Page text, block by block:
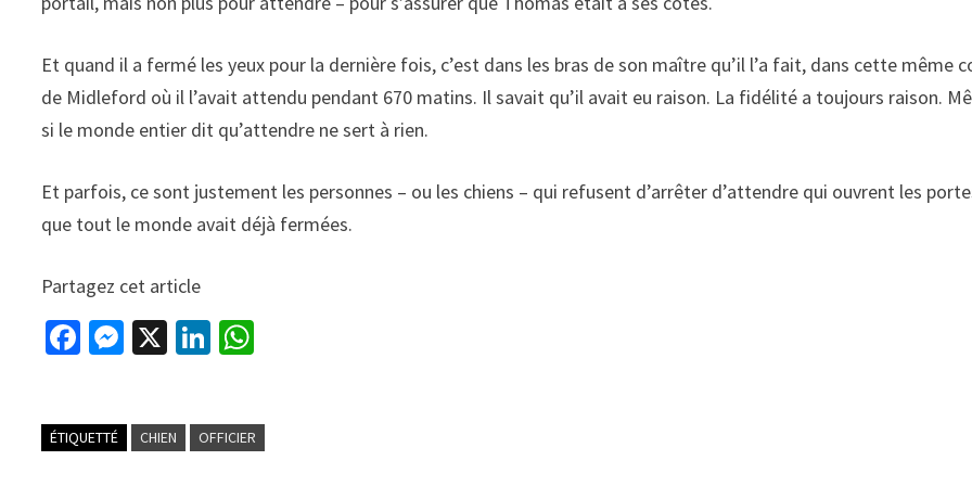
Et quand il a fermé les yeux pour la dernière fois, c’est dans les bras de son maître qu’il l’a fait, dans cette même
de Midleford où il l’avait attendu pendant 670 matins. Il savait qu’il avait eu raison. La fidélité a toujours raison.
si le monde entier dit qu’attendre ne sert à rien.
Et parfois, ce sont justement les personnes – ou les chiens – qui refusent d’arrêter d’attendre qui ouvrent les
que tout le monde avait déjà fermées.
Partagez cet article
Fa
o
M
n
X
Li
dI sA
ÉTIQUETTÉ CHIEN OFFICIER